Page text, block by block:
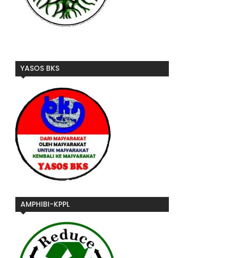
YASOS BKS
AMPHIBI-KPPL